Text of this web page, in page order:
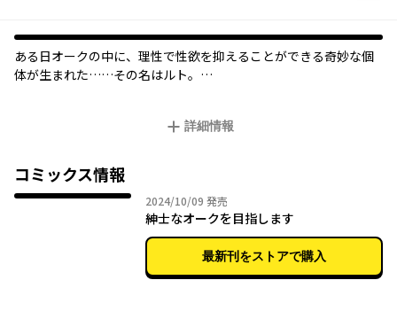
ある日オークの中に、理性で性欲を抑えることができる奇妙な個
体が生まれた……その名はルト。
エルフの群れからはぐれた可憐な少女と運命の出逢いを果たし、
「変態紳士」へと覚醒を始める……!!
第1回次世代"官能"小説大賞《金賞》受賞作、超待望のコミカライ
詳細情報
コミックス情報
2024/10/09 2024年10月09日
発売
紳士なオークを目指します
最新刊をストアで購入